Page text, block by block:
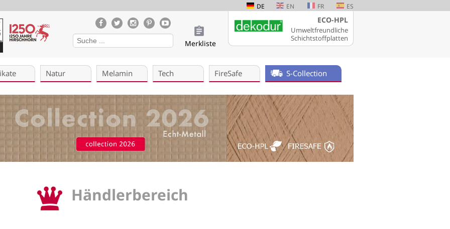
DE EN FR ES
Merkliste
ECO-HPL
Umweltfreundliche
Schichtstoffplatten
Natur Melamin Tech FireSafe S-Collection
Händlerbereich